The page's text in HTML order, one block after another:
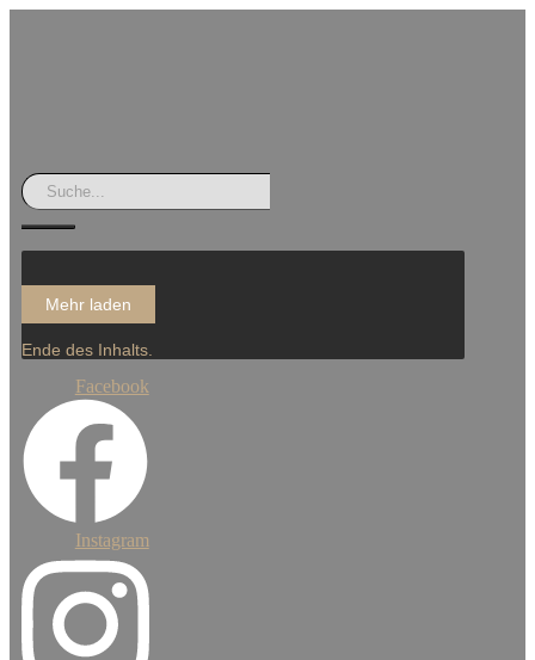
Mehr laden
Ende des Inhalts.
Facebook
Instagram